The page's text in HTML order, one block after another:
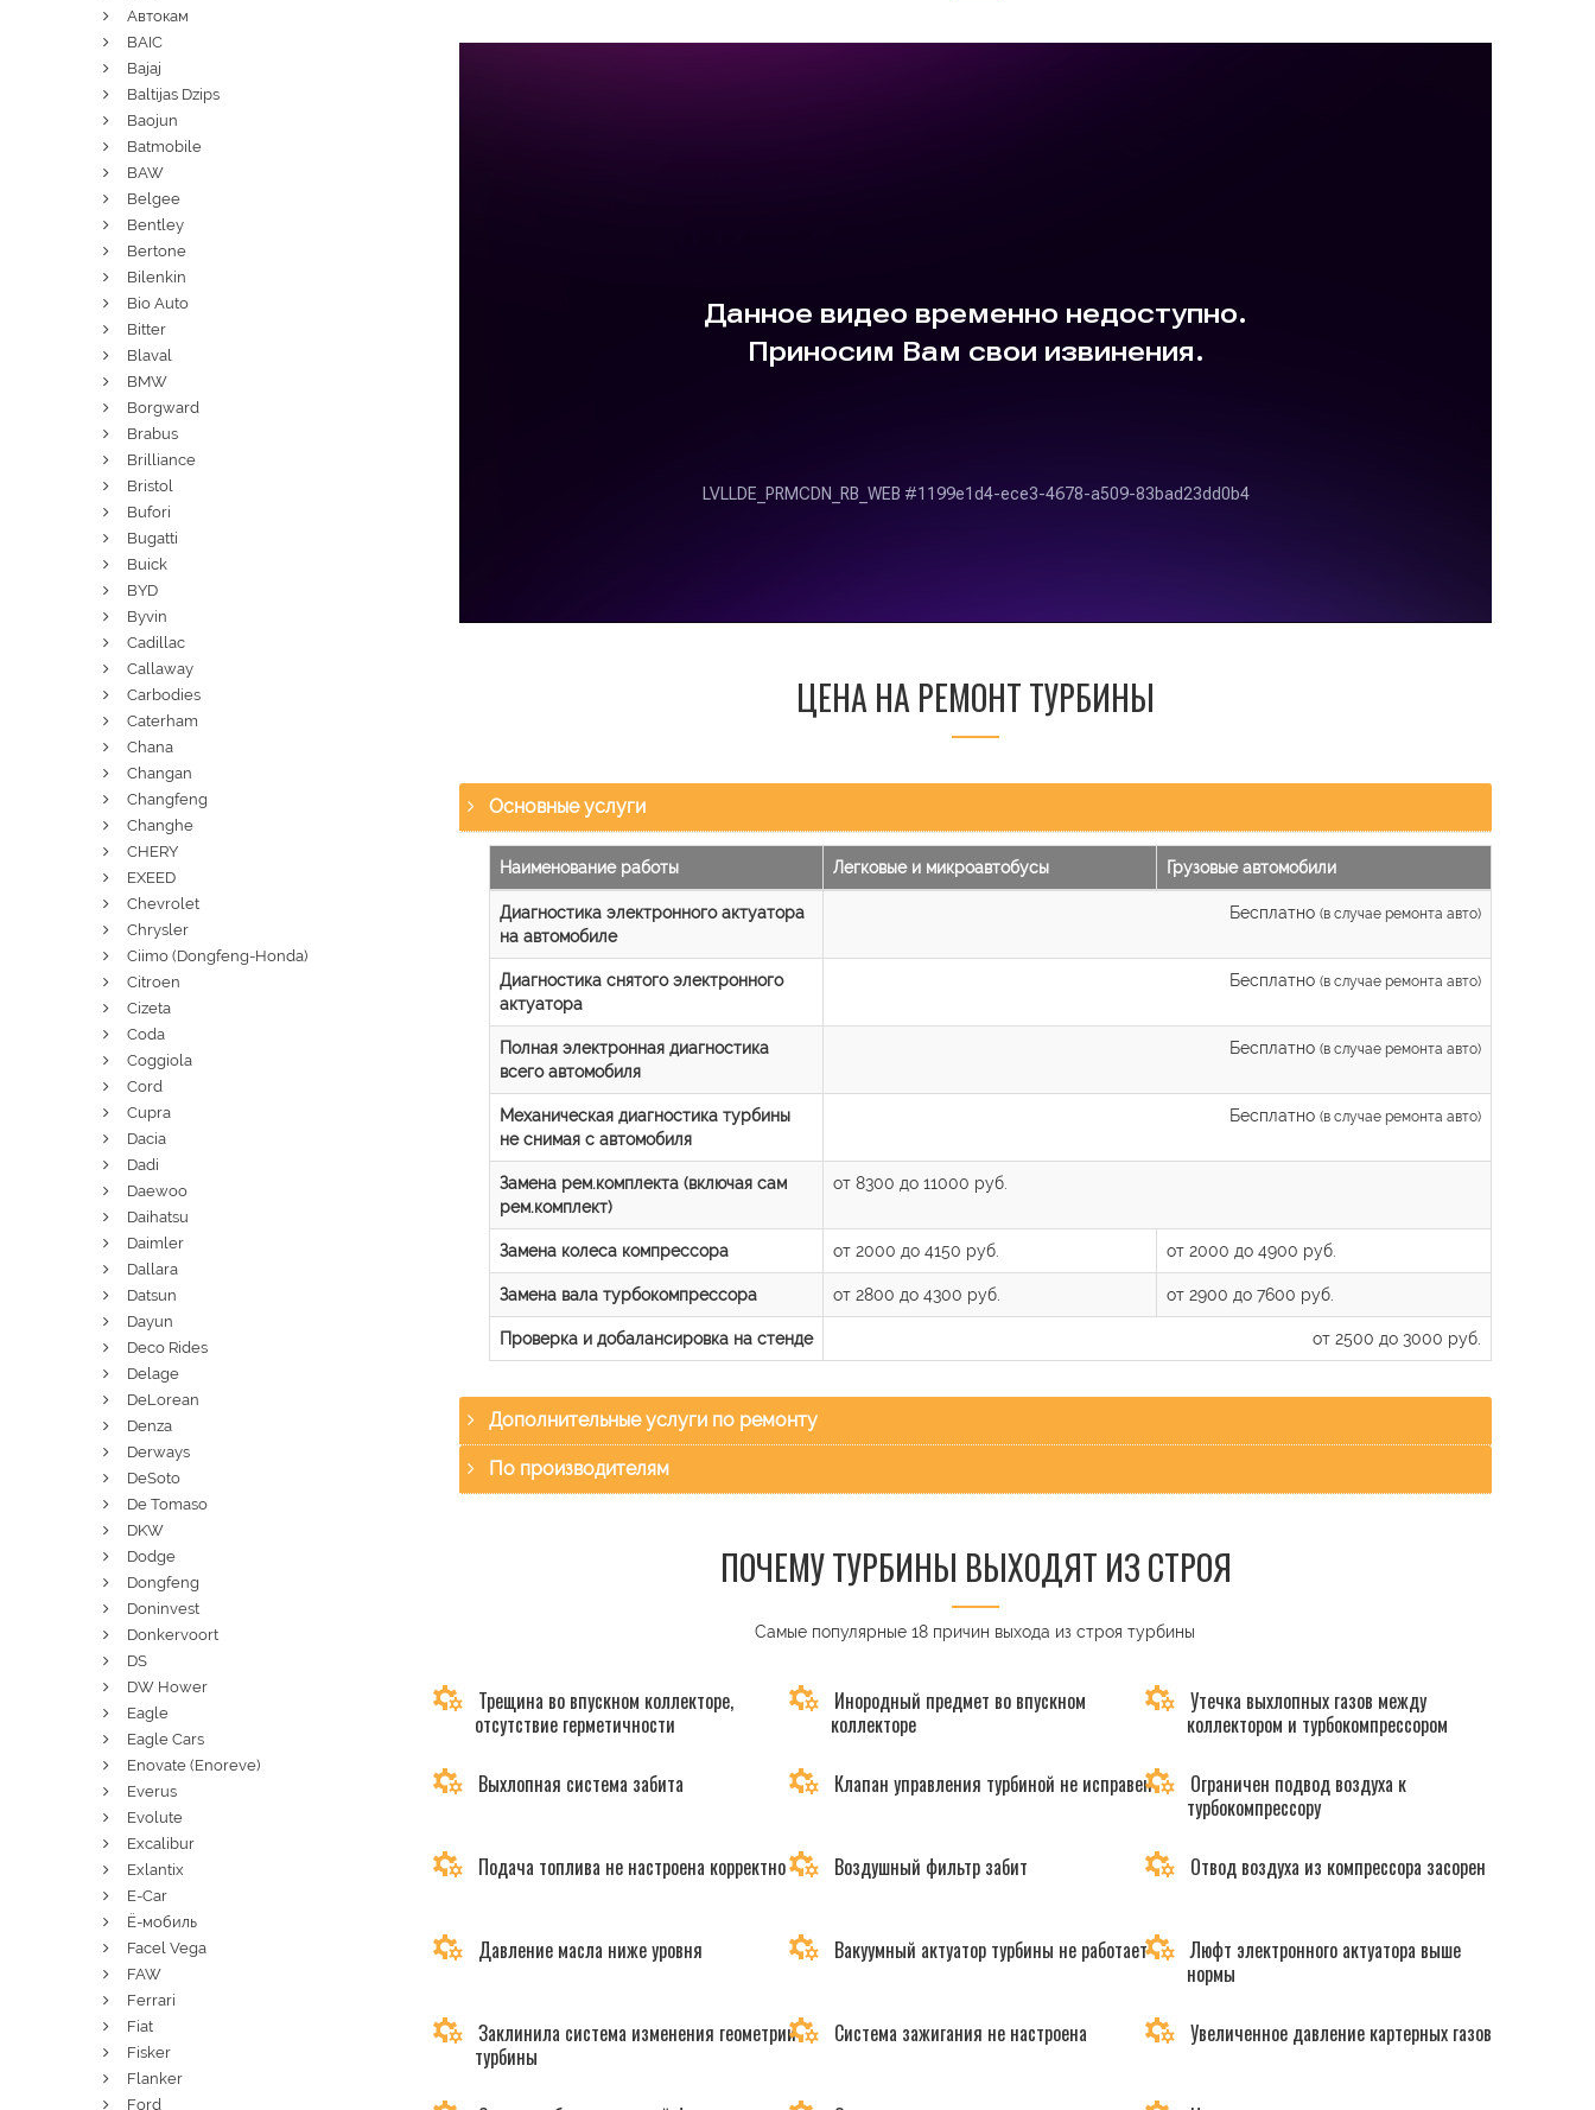
ЦЕНА НА РЕМОНТ ТУРБИНЫ
Основные услуги
Наименование работы Легковые и микроавтобусы Грузовые автомобили
Диагностика электронного актуатора
на автомобиле
Бесплатно (в случае ремонта авто)
Диагностика снятого электронного
актуатора
Бесплатно (в случае ремонта авто)
Полная электронная диагностика
всего автомобиля
Бесплатно (в случае ремонта авто)
Механическая диагностика турбины
не снимая с автомобиля
Бесплатно (в случае ремонта авто)
Замена рем.комплекта (включая сам
рем.комплект)
от 8300 до 11000 руб.
Замена колеса компрессора от 2000 до 4150 руб. от 2000 до 4900 руб.
Замена вала турбокомпрессора от 2800 до 4300 руб. от 2900 до 7600 руб.
Проверка и добалансировка на стенде от 2500 до 3000 руб.
Дополнительные услуги по ремонту
По производителям
ПОЧЕМУ ТУРБИНЫ ВЫХОДЯТ ИЗ СТРОЯ
Самые популярные 18 причин выхода из строя турбины
Трещина во впускном коллекторе,
отсутствие герметичности
Инородный предмет во впускном
коллекторе
Утечка выхлопных газов между
коллектором и турбокомпрессором
Выхлопная система забита Клапан управления турбиной не исправен
Ограничен подвод воздуха к
турбокомпрессору
Подача топлива не настроена корректно Воздушный фильтр забит Отвод воздуха из компрессора засорен
Давление масла ниже уровня Вакуумный актуатор турбины не работает
Люфт электронного актуатора выше
нормы
Заклинила система изменения геометрии
турбины
Система зажигания не настроена Увеличенное давление картерных газов
Автокам
BAIC
Bajaj
Baltijas Dzips
Baojun
Batmobile
BAW
Belgee
Bentley
Bertone
Bilenkin
Bio Auto
Bitter
Blaval
BMW
Borgward
Brabus
Brilliance
Bristol
Bufori
Bugatti
Buick
BYD
Byvin
Cadillac
Callaway
Carbodies
Caterham
Chana
Changan
Changfeng
Changhe
CHERY
EXEED
Chevrolet
Chrysler
Ciimo (Dongfeng-Honda)
Citroen
Cizeta
Coda
Coggiola
Cord
Cupra
Dacia
Dadi
Daewoo
Daihatsu
Daimler
Dallara
Datsun
Dayun
Deco Rides
Delage
DeLorean
Denza
Derways
DeSoto
De Tomaso
DKW
Dodge
Dongfeng
Doninvest
Donkervoort
DS
DW Hower
Eagle
Eagle Cars
Enovate (Enoreve)
Everus
Evolute
Excalibur
Exlantix
E-Car
Ё-мобиль
Facel Vega
FAW
Ferrari
Fiat
Fisker
Flanker
Ford